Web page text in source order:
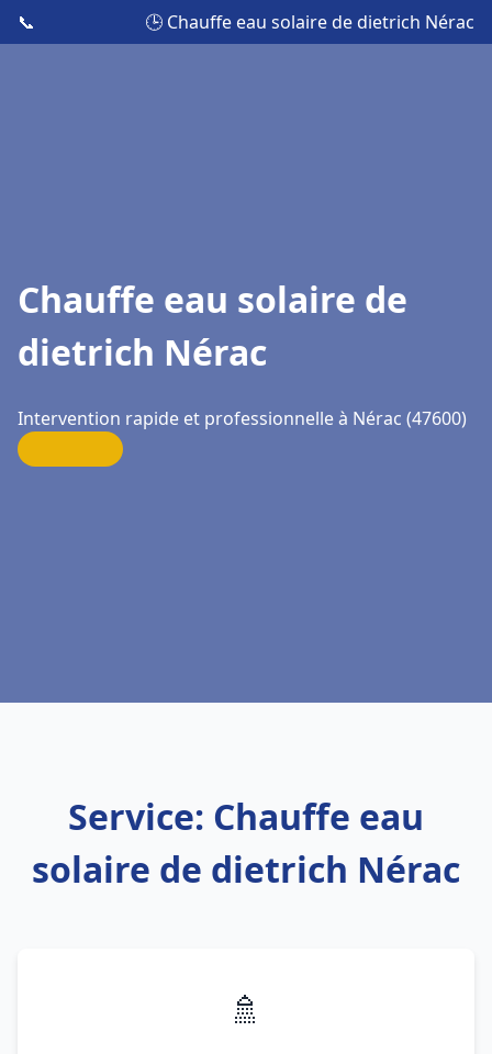
📞 🕒 Chauffe eau solaire de dietrich Nérac
Chauffe eau solaire de
dietrich Nérac
Intervention rapide et professionnelle à Nérac (47600)
Service: Chauffe eau
solaire de dietrich Nérac
🚿